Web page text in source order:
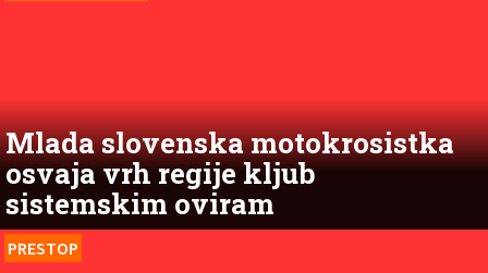
Mlada slovenska motokrosistka
osvaja vrh regije kljub
sistemskim oviram
PRESTOP